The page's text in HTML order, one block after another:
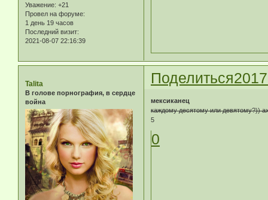
Уважение: +21
Провел на форуме:
1 день 19 часов
Последний визит:
2021-08-07 22:16:39
Поделиться
Talita
В голове порнография, в сердце
война
мексиканец
каждому десятому или девятому?))
5
0